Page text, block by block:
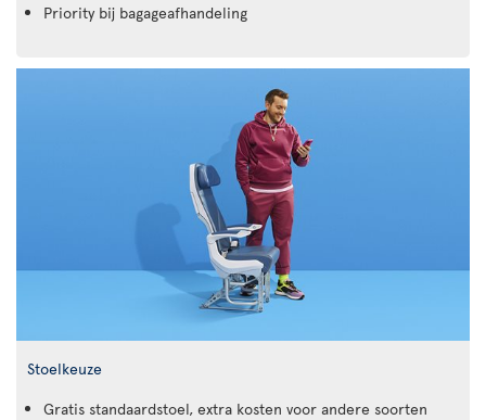
Priority bij bagageafhandeling
Stoelkeuze
Gratis standaardstoel, extra kosten voor andere soorten